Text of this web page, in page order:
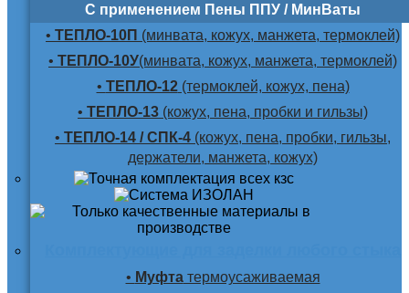
С применением Пены ППУ / МинВаты
• ТЕПЛО-10П (минвата, кожух, манжета, термоклей)
• ТЕПЛО-10У(минвата, кожух, манжета, термоклей)
• ТЕПЛО-12(термоклей, кожух, пена)
• ТЕПЛО-13 (кожух, пена, пробки и гильзы)
• ТЕПЛО-14 / СПК-4 (кожух, пена, пробки, гильзы,
держатели, манжета, кожух)
• Муфтатермоусаживаемая